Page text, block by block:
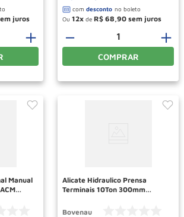
＋
Ou 12 de R$ 68 90
＋
－
COMPRAR
Manual
Alicate Hidraulico Prensa
Terminais 10Ton 300mm
Bovenau